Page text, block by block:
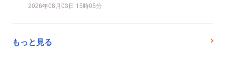
2026年08月03日 15時05分
もっと見る